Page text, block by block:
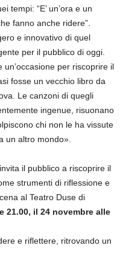
tempi: “E’ un’ora e un
fanno anche ridere”.
e innovativo di quel
per il pubblico di oggi.
per riscoprire il
fosse un vecchio libro da
Le canzoni di quegli
ingenue, risuonano
chi non le ha vissute
un altro mondo».
il pubblico a riscoprire il
strumenti di riflessione e
al Teatro Duse di
21.00, il 24 novembre alle
e riflettere, ritrovando un